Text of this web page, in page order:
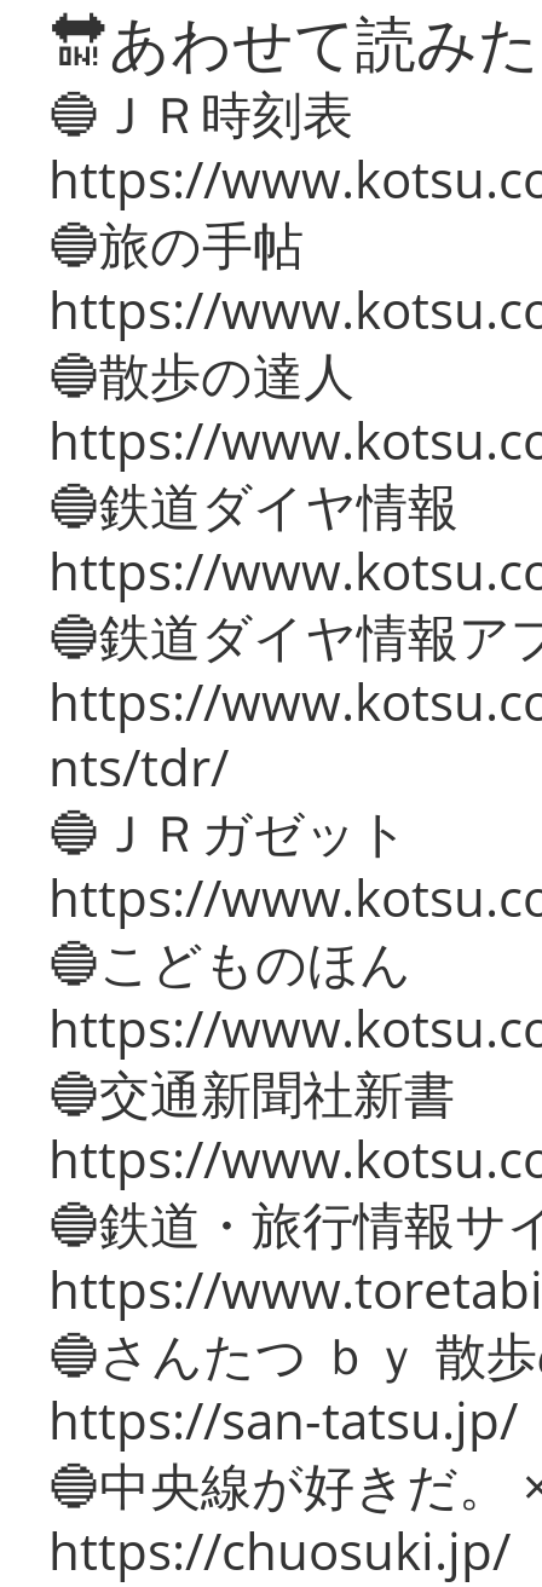
🔛あわせて読み
🔵ＪＲ時刻表
https://
🔵旅の手帖
https://
🔵散歩の達人
https://
🔵鉄道ダイヤ情報
https://
🔵鉄道ダイヤ情報ア
https://
nts/tdr/
🔵ＪＲガゼット
https://
🔵こどものほん
https://
🔵交通新聞社新書
https://
🔵鉄道・旅行情報サ
https://
🔵さんたつ ｂｙ 散
https://san-tatsu.jp/
🔵中央線が好きだ。
https://chuosuki.jp/